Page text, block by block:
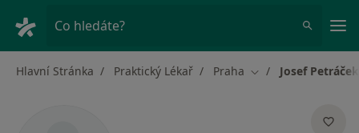
Co hledáte?
Hlavní Stránka Praktický Lékař Praha Změna města
Josef Petráček